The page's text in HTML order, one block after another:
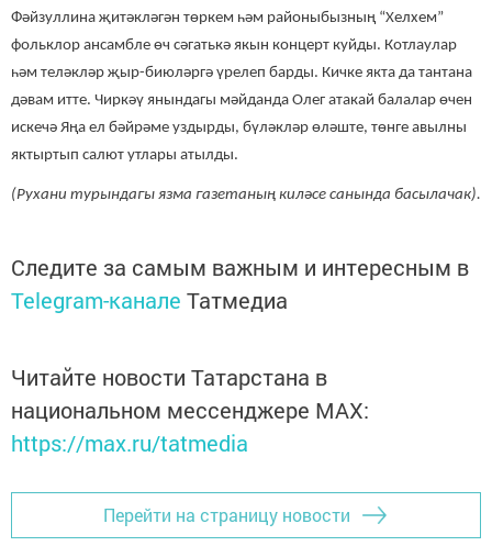
Фәйзуллина җитәкләгән төркем һәм районыбызның “Хелхем”
фольклор ансамбле өч сәгатькә якын концерт куйды. Котлаулар
һәм теләкләр җыр-биюләргә үрелеп барды. Кичке якта да тантана
дәвам итте. Чиркәү янындагы мәйданда Олег атакай балалар өчен
искечә Яңа ел бәйрәме уздырды, бүләкләр өләште, төнге авылны
яктыртып салют утлары атылды.
(Рухани турындагы язма газетаның киләсе санында басылачак).
Следите за самым важным и интересным в
Telegram-канале Татмедиа
Читайте новости Татарстана в
национальном мессенджере MАХ:
https://max.ru/tatmedia
Перейти на страницу новости